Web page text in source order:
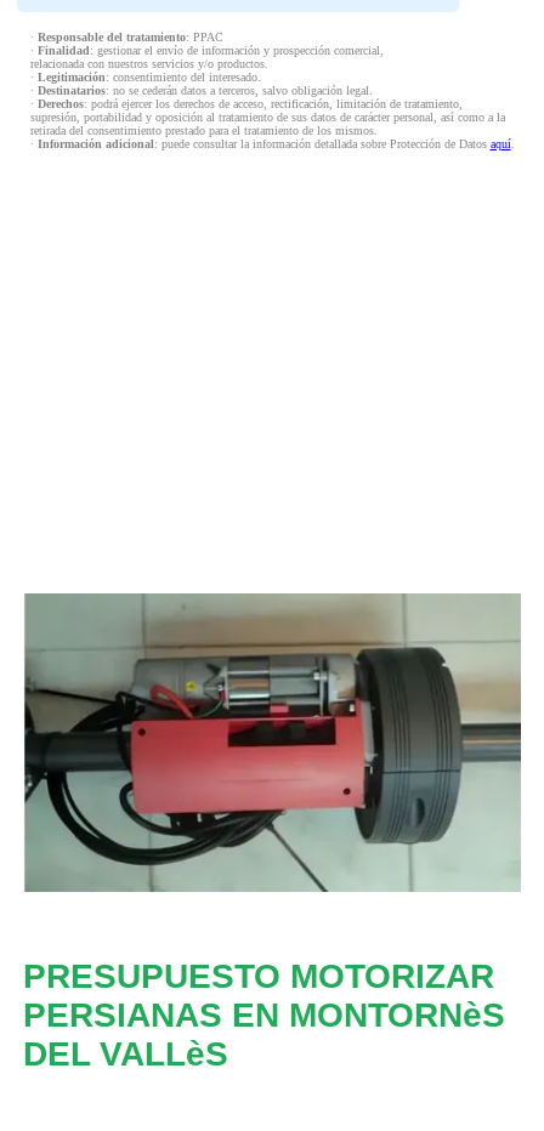
· Responsable del tratamiento: PPAC
· Finalidad: gestionar el envío de información y prospección comercial,
relacionada con nuestros servicios y/o productos.
· Legitimación: consentimiento del interesado.
· Destinatarios: no se cederán datos a terceros, salvo obligación legal.
· Derechos: podrá ejercer los derechos de acceso, rectificación, limitación de tratamiento,
supresión, portabilidad y oposición al tratamiento de sus datos de carácter personal, así como a la
retirada del consentimiento prestado para el tratamiento de los mismos.
· Información adicional: puede consultar la información detallada sobre Protección de Datos aquí.
PRESUPUESTO MOTORIZAR
PERSIANAS EN MONTORNèS
DEL VALLèS